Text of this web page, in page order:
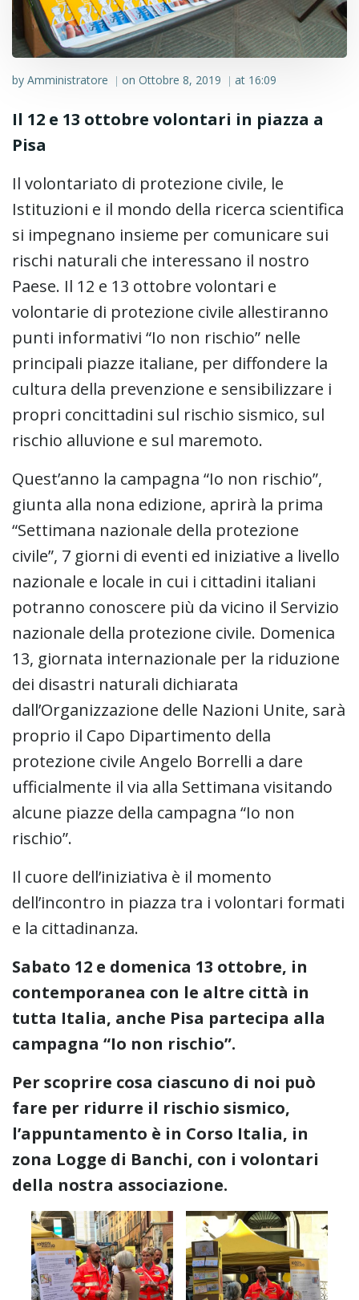
by Amministratore | on Ottobre 8, 2019 | at 16:09
Il 12 e 13 ottobre volontari in piazza a
Pisa
Il volontariato di protezione civile, le
Istituzioni e il mondo della ricerca scientifica
si impegnano insieme per comunicare sui
rischi naturali che interessano il nostro
Paese. Il 12 e 13 ottobre volontari e
volontarie di protezione civile allestiranno
punti informativi “Io non rischio” nelle
principali piazze italiane, per diffondere la
cultura della prevenzione e sensibilizzare i
propri concittadini sul rischio sismico, sul
rischio alluvione e sul maremoto.
Quest’anno la campagna “Io non rischio”,
giunta alla nona edizione, aprirà la prima
“Settimana nazionale della protezione
civile”, 7 giorni di eventi ed iniziative a livello
nazionale e locale in cui i cittadini italiani
potranno conoscere più da vicino il Servizio
nazionale della protezione civile. Domenica
13, giornata internazionale per la riduzione
dei disastri naturali dichiarata
dall’Organizzazione delle Nazioni Unite, sarà
proprio il Capo Dipartimento della
protezione civile Angelo Borrelli a dare
ufficialmente il via alla Settimana visitando
alcune piazze della campagna “Io non
rischio”.
Il cuore dell’iniziativa è il momento
dell’incontro in piazza tra i volontari formati
e la cittadinanza.
Sabato 12 e domenica 13 ottobre, in
contemporanea con le altre città in
tutta Italia, anche Pisa partecipa alla
campagna “Io non rischio”.
Per scoprire cosa ciascuno di noi può
fare per ridurre il rischio sismico,
l’appuntamento è in Corso Italia, in
zona Logge di Banchi, con i volontari
della nostra associazione.